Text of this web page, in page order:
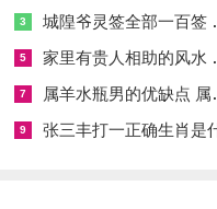
借此机缘，推荐择用祥安阁
以黑曜石雕刻的此枚吊坠
火苗却取其「旺而得驯」
的命理诉求；借由离卦火苗
3 城隍爷灵签全部一百签 城隍爷灵签解签大全
5 家里有贵人相助的风水 家里有贵人是什么意思
7 属羊水瓶男的优缺点 属羊水瓶座男生性格爱情观
9 张三丰打一正确生肖是什么意思 张三丰是指什么